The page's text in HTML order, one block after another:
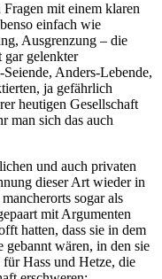
mit einem klaren
einfach wie
Ausgrenzung – die
gelenkter
Anders-Lebende,
ja gefährlich
heutigen Gesellschaft
man sich das auch
und auch privaten
dieser Art wieder in
sogar als
mit Argumenten
hatten, dass sie in dem
gebannt wären, in den sie
Hass und Hetze, die